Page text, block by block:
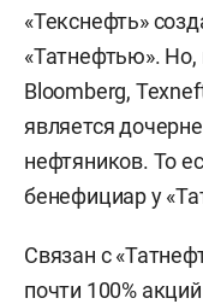
«Текснефть»
«Татнефтью».
Bloomberg,
является
нефтяников. То
бенефициар у
Связан с
почти 100%